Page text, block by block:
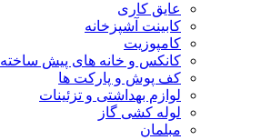
عایق کاری
کابینت آشپزخانه
کامپوزیت
کانکس و خانه های پیش ساخته
کف پوش و پارکت ها
لوازم بهداشتی و تزئینات
لوله کشی گاز
مبلمان